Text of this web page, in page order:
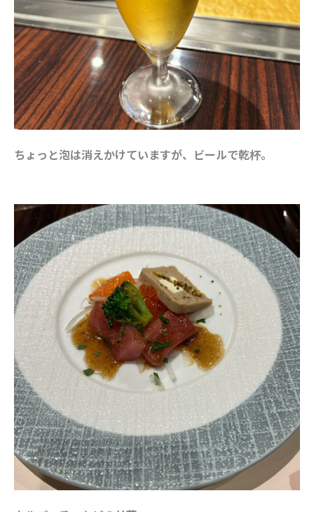
ちょっと泡は消えかけていますが、ビールで乾杯。